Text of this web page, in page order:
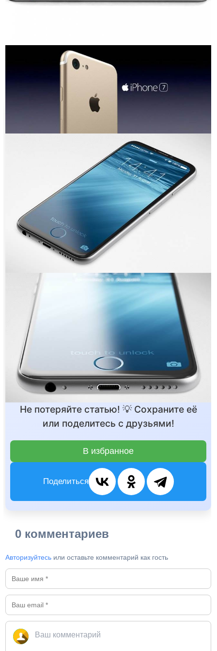
Не потеряйте статью! 💡 Сохраните её
или поделитесь с друзьями!
В избранное
Поделиться
0 комментариев
Авторизуйтесь или оставьте комментарий как гость